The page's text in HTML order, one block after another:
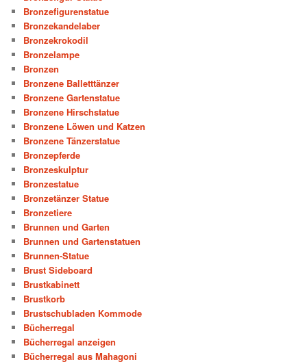
Bronzefigurenstatue
Bronzekandelaber
Bronzekrokodil
Bronzelampe
Bronzen
Bronzene Balletttänzer
Bronzene Gartenstatue
Bronzene Hirschstatue
Bronzene Löwen und Katzen
Bronzene Tänzerstatue
Bronzepferde
Bronzeskulptur
Bronzestatue
Bronzetänzer Statue
Bronzetiere
Brunnen und Garten
Brunnen und Gartenstatuen
Brunnen-Statue
Brust Sideboard
Brustkabinett
Brustkorb
Brustschubladen Kommode
Bücherregal
Bücherregal anzeigen
Bücherregal aus Mahagoni